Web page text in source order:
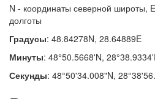
N - координаты северной широты,
долготы
Градусы: 48.84278N, 28.64889E
Минуты: 48°50.5668'N,
Секунды: 48°50'34.008"N,